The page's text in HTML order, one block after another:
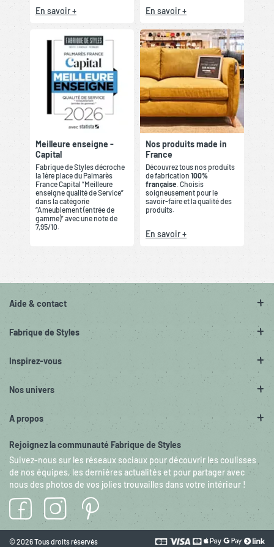
En savoir + En savoir +
Meilleure enseigne -
Capital
Fabrique de Styles décroche
la 1ère place du Palmarès
France Capital “Meilleure
enseigne qualité de Service”
dans la catégorie
“Ameublement (entrée de
gamme)” avec une note de
7,95/10.
Nos produits made in
France
Découvrez tous nos produits
de fabrication 100%
française . Choisis
soigneusement pour le
savoir-faire et la qualité des
produits.
En savoir +
Aide & contact
Fabrique de Styles
Inspirez-vous
Nos univers
A propos
Rejoignez la communauté Fabrique de Styles
Suivez-nous sur les réseaux sociaux pour découvrir les coulisses
de nos équipes, les dernières actualités et pour partager avec
nous des photos de vos jolies trouvailles dans votre intérieur !
© 2026 Tous droits réservés